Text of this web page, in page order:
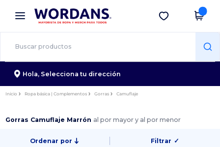
× App de Wordans
¡Mejores precios en app!
Descargar app
Hola, Selecciona tu dirección
Inicio Ropa básica | Complementos Gorras Camuflaje
Gorras Camuflaje Marrón al por mayor y al por menor
Ordenar por Filtrar ✓